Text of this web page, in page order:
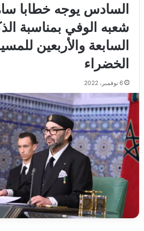
السادس يوجه خطابا
شعبه الوفي بمناسبة
السابعة والأربعين
الخضراء
6 نوفمبر، 2022